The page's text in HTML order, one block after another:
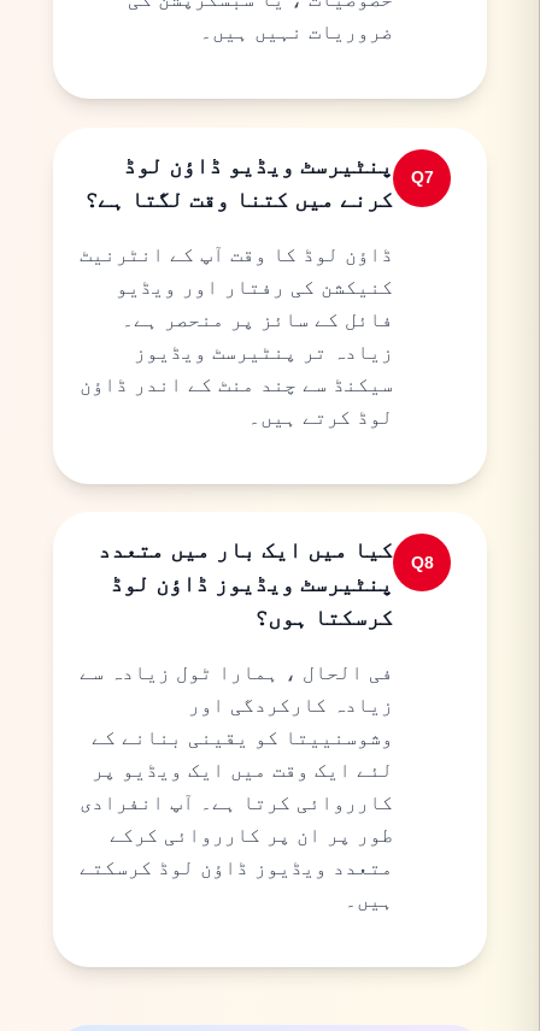
ضروریات نہیں ہیں۔
Q7
پنٹیرسٹ ویڈیو ڈاؤن لوڈ
کرنے میں کتنا وقت لگتا ہے؟
ڈاؤن لوڈ کا وقت آپ کے انٹرنیٹ
کنیکشن کی رفتار اور ویڈیو
فائل کے سائز پر منحصر ہے۔
زیادہ تر پنٹیرسٹ ویڈیوز
سیکنڈ سے چند منٹ کے اندر ڈاؤن
لوڈ کرتے ہیں۔
Q8
کیا میں ایک بار میں متعدد
پنٹیرسٹ ویڈیوز ڈاؤن لوڈ
کرسکتا ہوں؟
فی الحال ، ہمارا ٹول زیادہ سے
زیادہ کارکردگی اور
وشوسنییتا کو یقینی بنانے کے
لئے ایک وقت میں ایک ویڈیو پر
کارروائی کرتا ہے۔ آپ انفرادی
طور پر ان پر کارروائی کرکے
متعدد ویڈیوز ڈاؤن لوڈ کرسکتے
ہیں۔